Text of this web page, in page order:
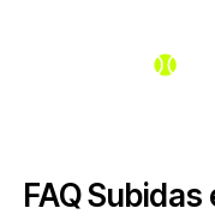
FAQ